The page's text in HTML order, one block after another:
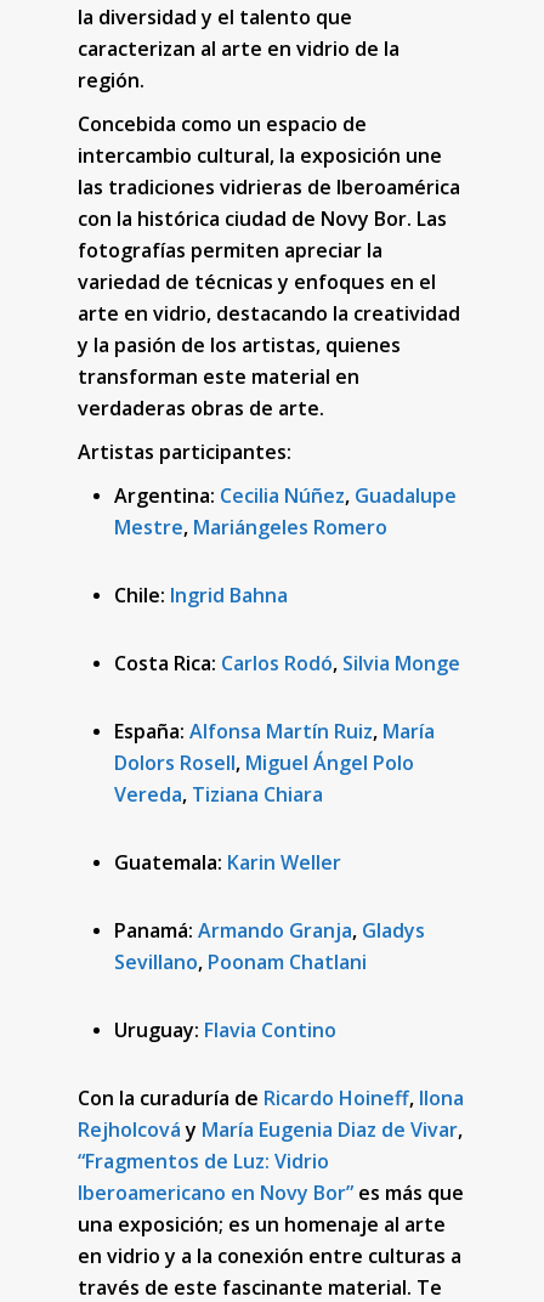
la diversidad y el talento que
caracterizan al arte en vidrio de la
región.
Concebida como un espacio de
intercambio cultural, la exposición une
las tradiciones vidrieras de Iberoamérica
con la histórica ciudad de Novy Bor. Las
fotografías permiten apreciar la
variedad de técnicas y enfoques en el
arte en vidrio, destacando la creatividad
y la pasión de los artistas, quienes
transforman este material en
verdaderas obras de arte.
Artistas participantes:
Argentina: Cecilia Núñez, Guadalupe
Mestre, Mariángeles Romero
Chile: Ingrid Bahna
Costa Rica: Carlos Rodó, Silvia Monge
España: Alfonsa Martín Ruiz, María
Dolors Rosell, Miguel Ángel Polo
Vereda, Tiziana Chiara
Guatemala: Karin Weller
Panamá: Armando Granja, Gladys
Sevillano, Poonam Chatlani
Uruguay: Flavia Contino
Con la curaduría de Ricardo Hoineff, Ilona
Rejholcováy María Eugenia Diaz de Vivar,
“Fragmentos de Luz: Vidrio
Iberoamericano en Novy Bor” es más que
una exposición; es un homenaje al arte
en vidrio y a la conexión entre culturas a
través de este fascinante material. Te